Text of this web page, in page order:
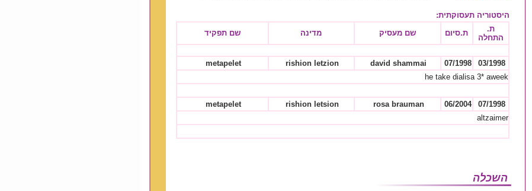
היסטוריה תעסוקתית:
ת.
התחלה
ת.סיום שם מעסיק מדינה שם תפקיד
03/1998
07/1998
david shammai
rishion letzion
metapelet
he take dialisa 3* aweek
07/1998
06/2004
rosa brauman
rishion letsion
metapelet
altzaimer
השכלה